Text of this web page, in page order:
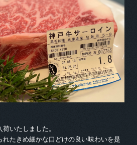
いたしました。
たきめ細かな口どけの良い味わいを是